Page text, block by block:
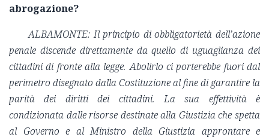
abrogazione?
ALBAMONTE: Il principio di obbligatorietà dell’azione
penale discende direttamente da quello di uguaglianza dei
cittadini di fronte alla legge. Abolirlo ci porterebbe fuori dal
perimetro disegnato dalla Costituzione al fine di garantire la
parità dei diritti dei cittadini. La sua effettività è
condizionata dalle risorse destinate alla Giustizia che spetta
al Governo e al Ministro della Giustizia approntare e